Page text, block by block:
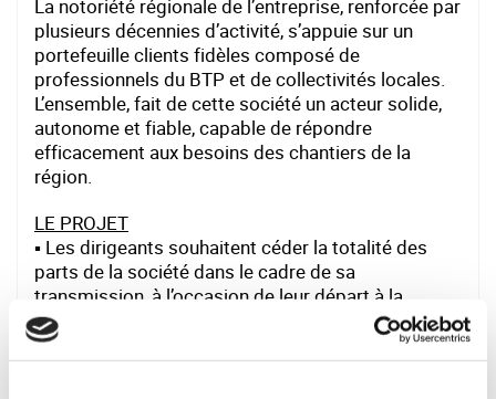
La notoriété régionale de l’entreprise, renforcée par
plusieurs décennies d’activité, s’appuie sur un
portefeuille clients fidèles composé de
professionnels du BTP et de collectivités locales.
L’ensemble, fait de cette société un acteur solide,
autonome et fiable, capable de répondre
efficacement aux besoins des chantiers de la
région.
LE PROJET
▪ Les dirigeants souhaitent céder la totalité des
parts de la société dans le cadre de sa
transmission, à l’occasion de leur départ à la
retraite.
▪ L’opération peut prendre différentes formes selon
les projets : cession minoritaire ou majoritaire,